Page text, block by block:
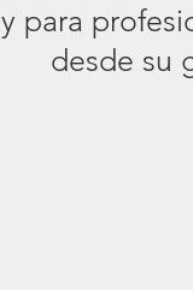
y para
desde su